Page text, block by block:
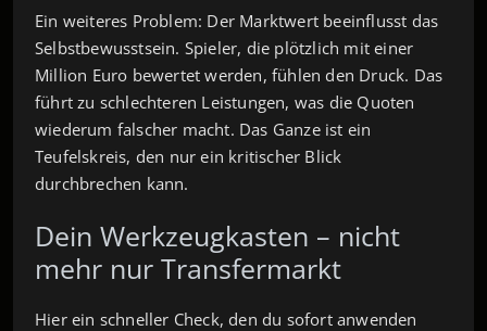
Ein weiteres Problem: Der Marktwert beeinflusst das
Selbstbewusstsein. Spieler, die plötzlich mit einer
Million Euro bewertet werden, fühlen den Druck. Das
führt zu schlechteren Leistungen, was die Quoten
wiederum falscher macht. Das Ganze ist ein
Teufelskreis, den nur ein kritischer Blick
durchbrechen kann.
Dein Werkzeugkasten – nicht
mehr nur Transfermarkt
Hier ein schneller Check, den du sofort anwenden